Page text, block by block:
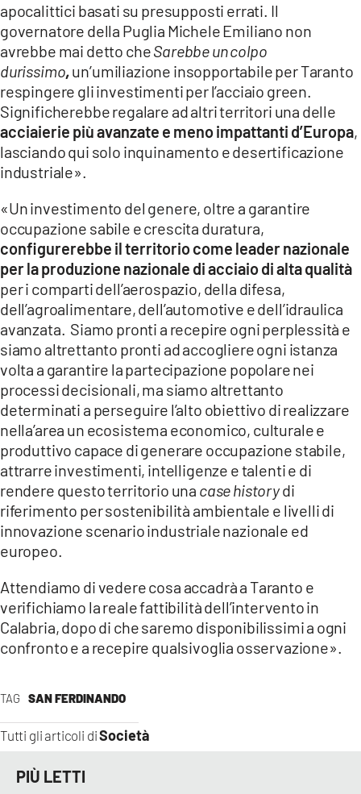
TAG SAN FERDINANDO
Tutti gli articoli diSocietà
apocalittici basati su presupposti errati. Il
governatore della Puglia Michele Emiliano non
avrebbe mai detto cheSarebbe un colpo
durissimo,un’umiliazione insopportabile per Taranto
respingere gli investimenti per l’acciaio green.
Significherebbe regalare ad altri territori una delle
acciaierie più avanzate e meno impattanti d’Europa,
lasciando qui solo inquinamento e desertificazione
industriale».
«Un investimento del genere, oltre a garantire
occupazione sabile e crescita duratura,
configurerebbe il territorio come leader nazionale
per la produzione nazionale di acciaio di alta qualità
per i comparti dell’aerospazio, della difesa,
dell’agroalimentare, dell’automotive e dell’idraulica
avanzata. Siamo pronti a recepire ogni perplessità e
siamo altrettanto pronti ad accogliere ogni istanza
volta a garantire la partecipazione popolare nei
processi decisionali, ma siamo altrettanto
determinati a perseguire l’alto obiettivo di realizzare
nella’area un ecosistema economico, culturale e
produttivo capace di generare occupazione stabile,
attrarre investimenti, intelligenze e talenti e di
rendere questo territorio una case historydi
riferimento per sostenibilità ambientale e livelli di
innovazione scenario industriale nazionale ed
europeo.
Attendiamo di vedere cosa accadrà a Taranto e
verifichiamo la reale fattibilità dell’intervento in
Calabria, dopo di che saremo disponibilissimi a ogni
confronto e a recepire qualsivoglia osservazione».
PIÙ LETTI